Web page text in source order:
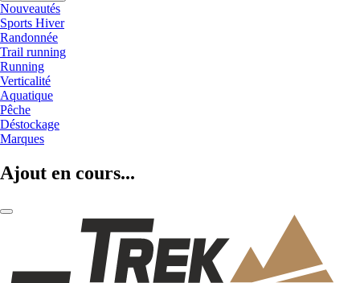
Nouveautés
Sports Hiver
Randonnée
Trail running
Running
Verticalité
Aquatique
Pêche
Déstockage
Marques
Ajout en cours...